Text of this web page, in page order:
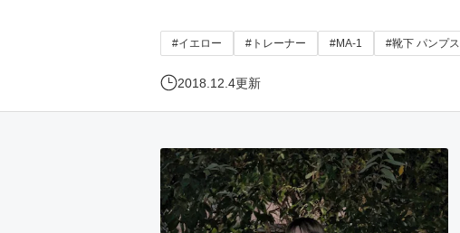
#イエロー #トレーナー #MA-1 #靴下 パンプス
2018.12.4更新